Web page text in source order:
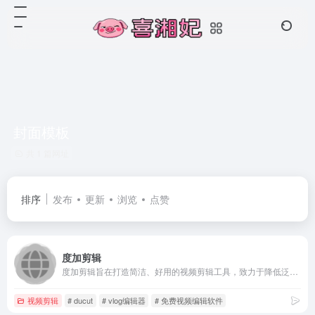
排序 发布 更新 浏览 点赞
度加剪辑
视频剪辑 # ducut # vlog编辑器 # 免费视频编辑软件